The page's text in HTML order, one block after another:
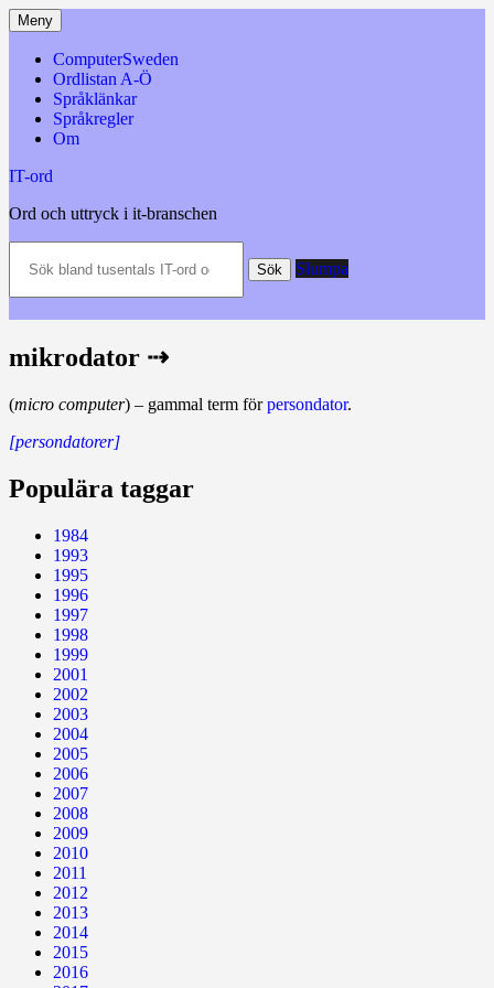
Hoppa
till
innehåll
Meny
ComputerSweden
Ordlistan A-Ö
Språklänkar
Språkregler
Om
IT-ord
Ord och uttryck i it-branschen
bland
och
datatermer
Sök Slumpa
mikrodator ⇢
(micro computer) – gammal term förpersondator.
[persondatorer]
Populära taggar
1984
1993
1995
1996
1997
1998
1999
2001
2002
2003
2004
2005
2006
2007
2008
2009
2010
2011
2012
2013
2014
2015
2016